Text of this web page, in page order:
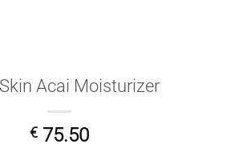
Acai Moisturizer
€ 75.50